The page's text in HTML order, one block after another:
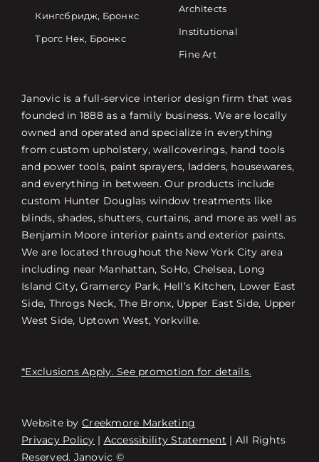
Free Consultation
Кингсбридж, Бронкс
Трогс Нек, Бронкс
Architects
Institutional
Fine Art
Janovic is a full-service interior design firm that was
founded in 1888 as a family business. We are locally
owned and operated and specialize in everything
from custom upholstery, wallcoverings, hand tools
and power tools, paint sprayers, ladders, housewares,
and everything in between. Our products include
custom Hunter Douglas window treatments like
blinds, shades, shutters, curtains, and more as well as
Benjamin Moore interior paints and exterior paints.
We are located throughout the New York City area
including near Manhattan, SoHo, Chelsea, Long
Island City, Gramercy Park, Hell’s Kitchen, Lower East
Side, Throgs Neck, The Bronx, Upper East Side, Upper
West Side, Uptown West, Yorkville.
*Exclusions Apply. See promotion for details.
Website by Creekmore Marketing
Privacy Policy | Accessibility Statement | All Rights
Reserved. Janovic ©